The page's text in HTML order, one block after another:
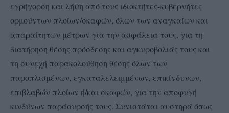
εγρήγορση και λήψη από τους ιδιοκτήτες-κυβερνήτες
ορμούντων πλοίων/σκαφών, όλων των αναγκαίων και
απαραίτητων μέτρων για την ασφάλεια τους, για τη
διατήρηση θέσης πρόσδεσης και αγκυροβολιάς τους και
τη συνεχή παρακολούθηση θέσης όλων των
παροπλισμένων, εγκαταλελειμμένων, επικίνδυνων,
επιβλαβών πλοίων ή/και σκαφών, για την αποφυγή
κινδύνων παράσυρσής τους. Συνιστάται αυστηρά όπως